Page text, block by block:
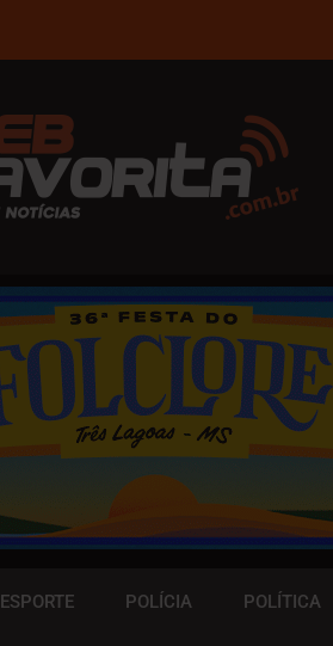
ESPORTE POLÍCIA POLÍTICA